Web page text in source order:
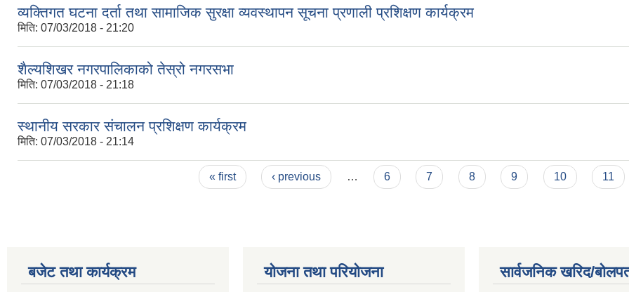
व्यक्तिगत घटना दर्ता तथा सामाजिक सुरक्षा व्यवस्थापन सूचना प्रणाली प्रशिक्षण कार्यक्रम
मिति: 07/03/2018 - 21:20
शैल्यशिखर नगरपालिकाको तेस्रो नगरसभा
मिति: 07/03/2018 - 21:18
स्थानीय सरकार संचालन प्रशिक्षण कार्यक्रम
मिति: 07/03/2018 - 21:14
« first ‹ previous … 6 7 8 9 10 11
बजेट तथा कार्यक्रम योजना तथा परियोजना सार्वजनिक खरिद/